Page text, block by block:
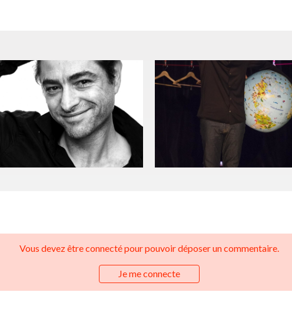
Vous devez être connecté pour pouvoir déposer un commentaire.
Je me connecte